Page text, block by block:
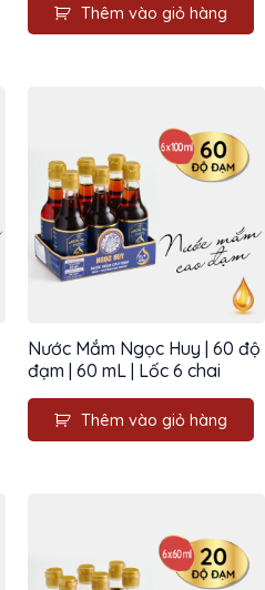
Thêm vào giỏ hàng
Nước Mắm Ngọc Huy | 60 độ
đạm | 60 mL | Lốc 6 chai
Thêm vào giỏ hàng